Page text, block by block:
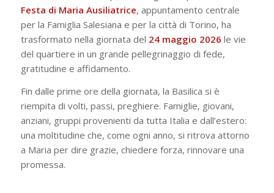
Festa di Maria Ausiliatrice, appuntamento centrale
per la Famiglia Salesiana e per la città di Torino, ha
trasformato nella giornata del 24 maggio 2026 le vie
del quartiere in un grande pellegrinaggio di fede,
gratitudine e affidamento.
Fin dalle prime ore della giornata, la Basilica si è
riempita di volti, passi, preghiere. Famiglie, giovani,
anziani, gruppi provenienti da tutta Italia e dall’estero:
una moltitudine che, come ogni anno, si ritrova attorno
a Maria per dire grazie, chiedere forza, rinnovare una
promessa.